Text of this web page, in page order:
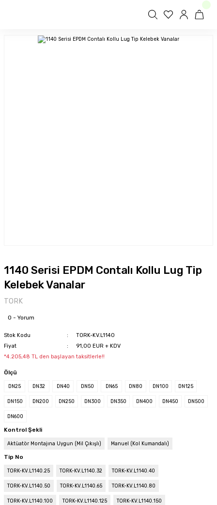
1140 Serisi EPDM Contalı Kollu Lug Tip
Kelebek Vanalar
TORK
0 - Yorum
Stok Kodu
TORK-KV.L1140
Fiyat
91,00 EUR + KDV
*4.205,48 TL den başlayan taksitlerle!!
Ölçü
DN25 DN32 DN40 DN50 DN65 DN80 DN100 DN125
DN150 DN200 DN250 DN300 DN350 DN400 DN450 DN500
DN600
Kontrol Şekli
Aktüatör Montajına Uygun (Mil Çıkışlı) Manuel (Kol Kumandalı)
Tip No
TORK-KV.L1140.25 TORK-KV.L1140.32 TORK-KV.L1140.40
TORK-KV.L1140.50 TORK-KV.L1140.65 TORK-KV.L1140.80
TORK-KV.L1140.100 TORK-KV.L1140.125 TORK-KV.L1140.150